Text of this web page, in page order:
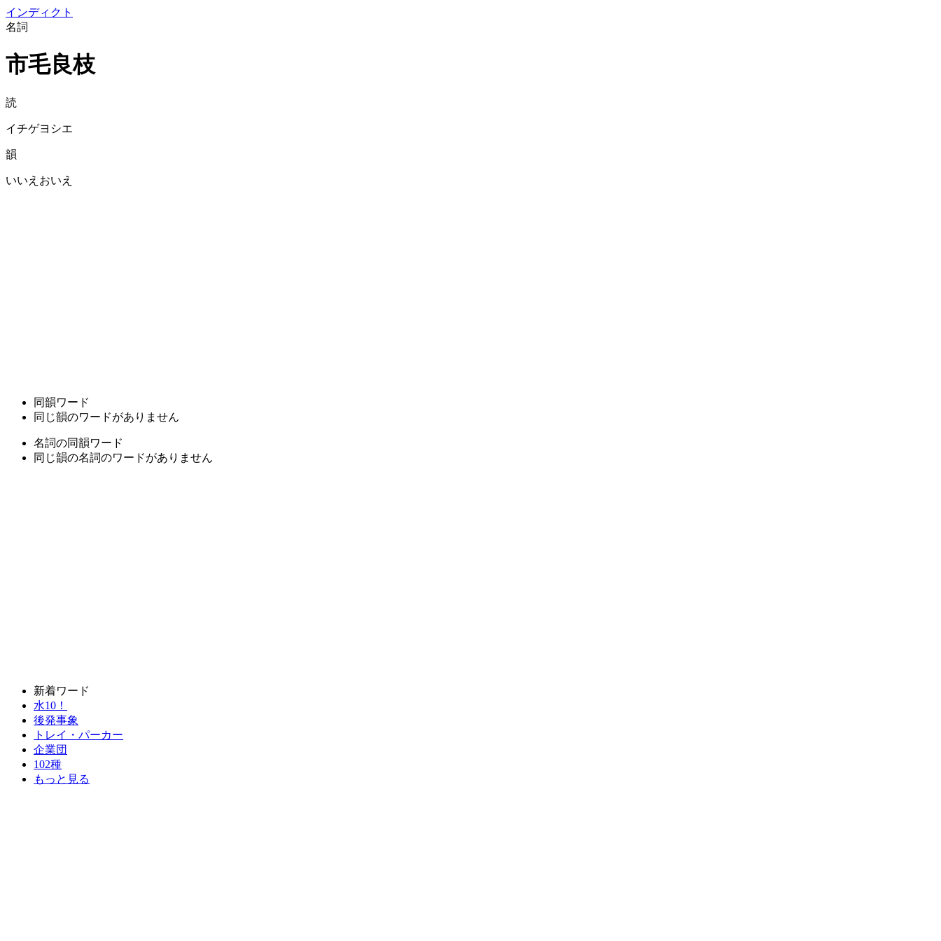
インディクト
名詞
市毛良枝
読
イチゲヨシエ
韻
いいえおいえ
同韻ワード
同じ韻のワードがありません
名詞の同韻ワード
同じ韻の名詞のワードがありません
新着ワード
水10！
後発事象
トレイ・パーカー
企業団
102種
もっと見る